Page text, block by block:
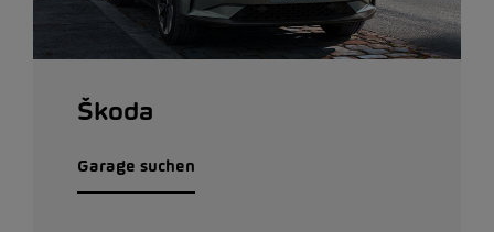
Škoda
Garage suchen